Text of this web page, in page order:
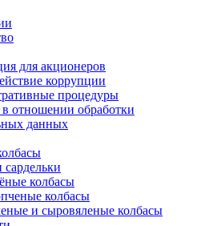
для акционеров
коррупции
процедуры
отношении обработки
данных
колбасы
колбасы
и сыровяленые колбасы